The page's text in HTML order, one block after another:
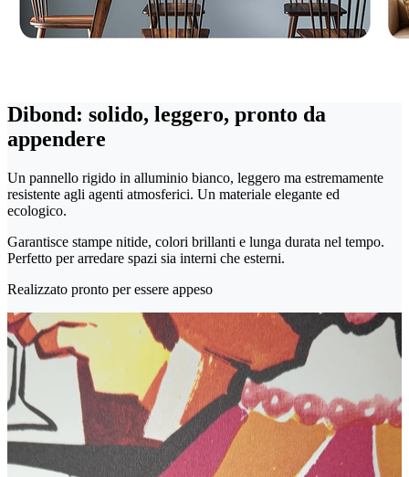
Dibond: solido, leggero, pronto da
appendere
Un pannello rigido in alluminio bianco, leggero ma estremamente
resistente agli agenti atmosferici. Un materiale elegante ed
ecologico.
Garantisce stampe nitide, colori brillanti e lunga durata nel tempo.
Perfetto per arredare spazi sia interni che esterni.
Realizzato pronto per essere appeso